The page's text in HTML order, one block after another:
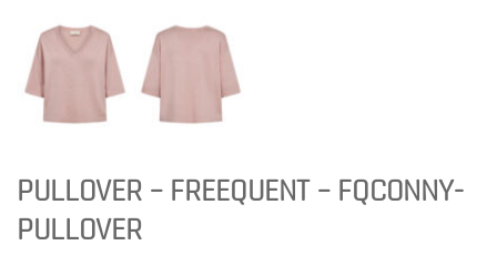
PULLOVER – FREEQUENT – FQCONNY-
PULLOVER